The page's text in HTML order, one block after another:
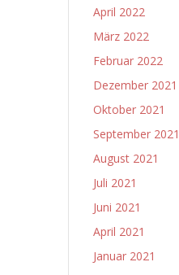
April 2022
März 2022
Februar 2022
Dezember 2021
Oktober 2021
September 2021
August 2021
Juli 2021
Juni 2021
April 2021
Januar 2021